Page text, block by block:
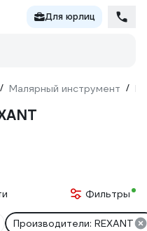
Для юрлиц
/ Малярный инструмент /
Фильтры
Производители: REXANT